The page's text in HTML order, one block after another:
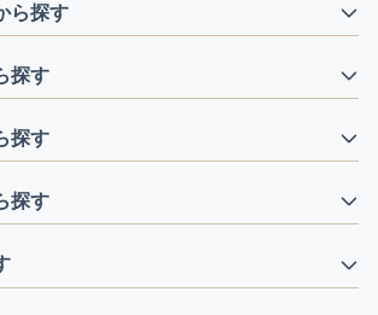
ら探す
探す
探す
探す